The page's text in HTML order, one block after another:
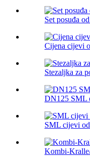
Set posuđa
Cijena cijevi
Stezaljka za
DN125 SML
SML cijevi
Kombi-